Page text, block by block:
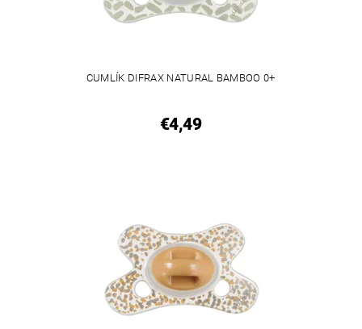
CUMLÍK DIFRAX NATURAL BAMBOO 0+
€4,49